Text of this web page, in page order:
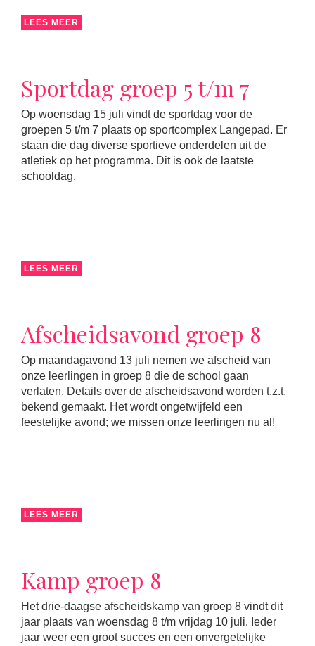
LEES MEER
Sportdag groep 5 t/m 7
Op woensdag 15 juli vindt de sportdag voor de
groepen 5 t/m 7 plaats op sportcomplex Langepad. Er
staan die dag diverse sportieve onderdelen uit de
atletiek op het programma. Dit is ook de laatste
schooldag.
LEES MEER
Afscheidsavond groep 8
Op maandagavond 13 juli nemen we afscheid van
onze leerlingen in groep 8 die de school gaan
verlaten. Details over de afscheidsavond worden t.z.t.
bekend gemaakt. Het wordt ongetwijfeld een
feestelijke avond; we missen onze leerlingen nu al!
LEES MEER
Kamp groep 8
Het drie-daagse afscheidskamp van groep 8 vindt dit
jaar plaats van woensdag 8 t/m vrijdag 10 juli. Ieder
jaar weer een groot succes en een onvergetelijke